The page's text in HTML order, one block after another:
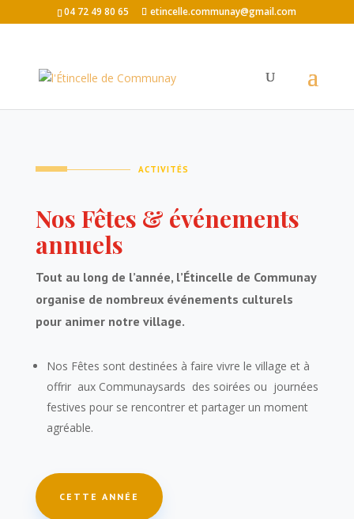
04 72 49 80 65 etincelle.communay@gmail.com
ACTIVITÉS
Nos Fêtes & événements
annuels
Tout au long de l’année, l’Étincelle de Communay
organise de nombreux événements culturels
pour animer notre village.
Nos Fêtes sont destinées à faire vivre le village et à
offrir aux Communaysards des soirées ou journées
festives pour se rencontrer et partager un moment
agréable.
CETTE ANNÉE